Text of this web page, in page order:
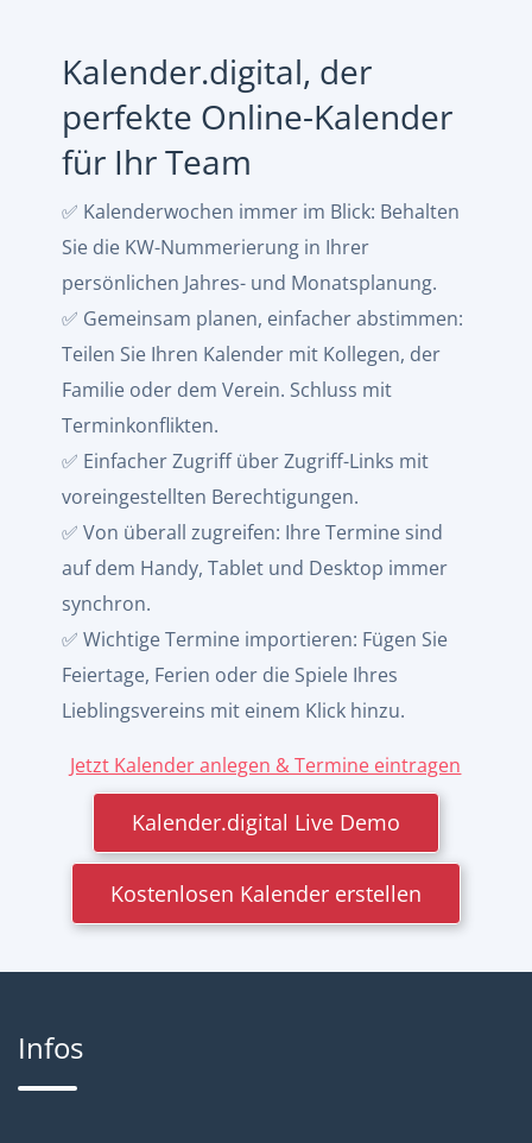
Kalender.digital, der
perfekte Online-Kalender
für Ihr Team
✅ Kalenderwochen immer im Blick: Behalten
Sie die KW-Nummerierung in Ihrer
persönlichen Jahres- und Monatsplanung.
✅ Gemeinsam planen, einfacher abstimmen:
Teilen Sie Ihren Kalender mit Kollegen, der
Familie oder dem Verein. Schluss mit
Terminkonflikten.
✅ Einfacher Zugriff über Zugriff-Links mit
voreingestellten Berechtigungen.
✅ Von überall zugreifen: Ihre Termine sind
auf dem Handy, Tablet und Desktop immer
synchron.
✅ Wichtige Termine importieren: Fügen Sie
Feiertage, Ferien oder die Spiele Ihres
Lieblingsvereins mit einem Klick hinzu.
Jetzt Kalender anlegen & Termine eintragen
Kalender.digital Live Demo
Kostenlosen Kalender erstellen
Infos